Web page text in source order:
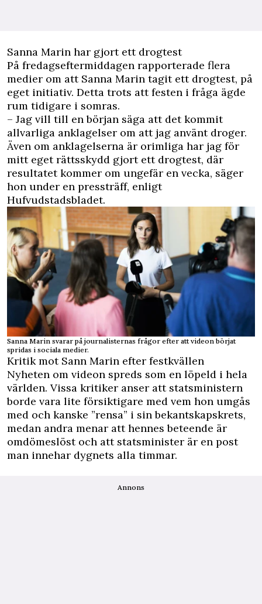
Sanna Marin har gjort ett drogtest
På fredagseftermiddagen rapporterade flera
medier om att Sanna Marin tagit ett drogtest, på
eget initiativ. Detta trots att festen i fråga ägde
rum tidigare i somras.
– Jag vill till en början säga att det kommit
allvarliga anklagelser om att jag använt droger.
Även om anklagelserna är orimliga har jag för
mitt eget rättsskydd gjort ett drogtest, där
resultatet kommer om ungefär en vecka, säger
hon under en pressträff, enligt
Hufvudstadsbladet.
Sanna Marin svarar på journalisternas frågor efter att videon börjat
spridas i sociala medier.
Kritik mot Sann Marin efter festkvällen
Nyheten om videon spreds som en löpeld i hela
världen. Vissa kritiker anser att statsministern
borde vara lite försiktigare med vem hon umgås
med och kanske ”rensa” i sin bekantskapskrets,
medan andra menar att hennes beteende är
omdömeslöst och att statsminister är en post
man innehar dygnets alla timmar.
Annons